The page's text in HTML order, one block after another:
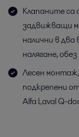
Клапаните са
задвижващи
налични в
налягане, обез
Лесен
подкрепени
Alfa Laval Q-